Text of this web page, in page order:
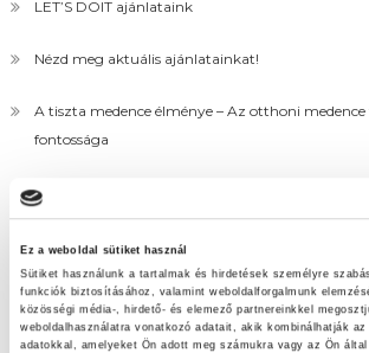
Ez a weboldal sütiket használ
Sütiket használunk a tartalmak és hirdetések személyre
funkciók biztosításához, valamint weboldalforgalmunk
közösségi média-, hirdető- és elemező partnereinkkel
weboldalhasználatra vonatkozó adatait, akik kombinálhatják
adatokkal, amelyeket Ön adott meg számukra vagy az Ön
LET’S DOIT ajánlataink
Nézd meg aktuális ajánlatainkat!
A tiszta medence élménye – Az otthoni
fontossága
Húsvéti tojáskeresés